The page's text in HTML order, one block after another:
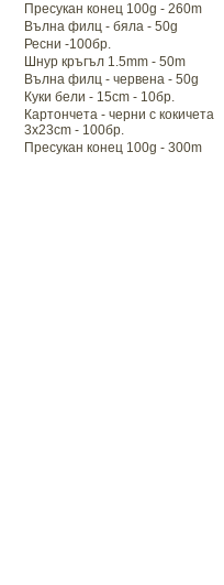
Пресукан конец 100g - 260m
Вълна филц - бяла - 50g
Ресни -100бр.
Шнур кръгъл 1.5mm - 50m
Вълна филц - червена - 50g
Куки бели - 15cm - 10бр.
Картончета - черни с кокичета
3x23cm - 100бр.
Пресукан конец 100g - 300m